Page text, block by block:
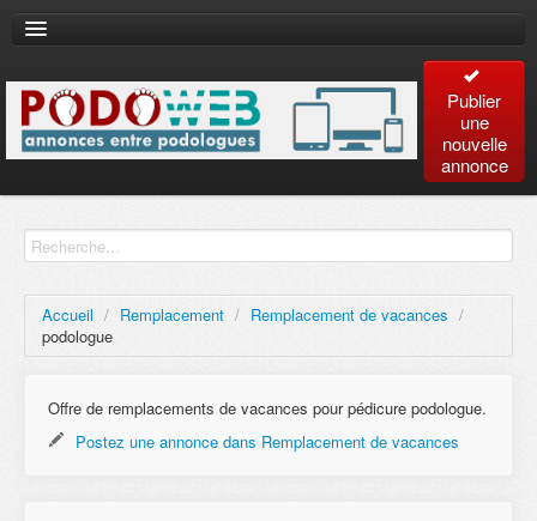
Publier
une
nouvelle
annonce
avancée
Contact
Accueil / Remplacement / Remplacement de vacances /
podologue
Offre de remplacements de vacances pour pédicure podologue.
Postez une annonce dans Remplacement de vacances